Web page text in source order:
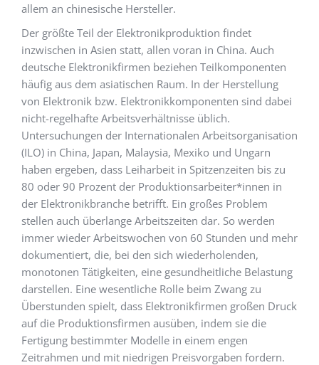
allem an chinesische Hersteller.
Der größte Teil der Elektronikproduktion findet
inzwischen in Asien statt, allen voran in China. Auch
deutsche Elektronikfirmen beziehen Teilkomponenten
häufig aus dem asiatischen Raum. In der Herstellung
von Elektronik bzw. Elektronikkomponenten sind dabei
nicht-regelhafte Arbeitsverhältnisse üblich.
Untersuchungen der Internationalen Arbeitsorganisation
(ILO) in China, Japan, Malaysia, Mexiko und Ungarn
haben ergeben, dass Leiharbeit in Spitzenzeiten bis zu
80 oder 90 Prozent der Produktionsarbeiter*innen in
der Elektronikbranche betrifft. Ein großes Problem
stellen auch überlange Arbeitszeiten dar. So werden
immer wieder Arbeitswochen von 60 Stunden und mehr
dokumentiert, die, bei den sich wiederholenden,
monotonen Tätigkeiten, eine gesundheitliche Belastung
darstellen. Eine wesentliche Rolle beim Zwang zu
Überstunden spielt, dass Elektronikfirmen großen Druck
auf die Produktionsfirmen ausüben, indem sie die
Fertigung bestimmter Modelle in einem engen
Zeitrahmen und mit niedrigen Preisvorgaben fordern.